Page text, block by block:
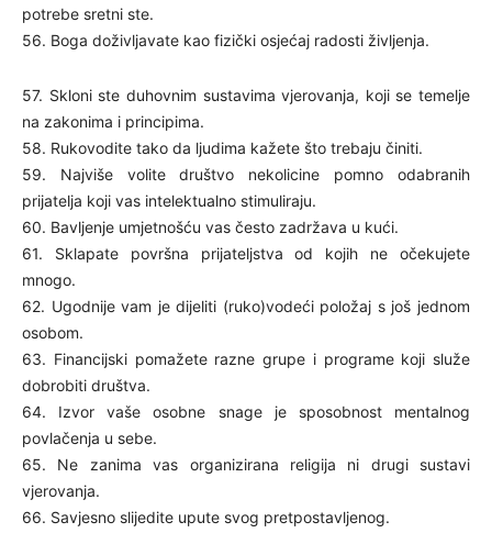
potrebe sretni ste.
56. Boga doživljavate kao fizički osjećaj radosti življenja.
57. Skloni ste duhovnim sustavima vjerovanja, koji se temelje
na zakonima i principima.
58. Rukovodite tako da ljudima kažete što trebaju činiti.
59. Najviše volite društvo nekolicine pomno odabranih
prijatelja koji vas intelektualno stimuliraju.
60. Bavljenje umjetnošću vas često zadržava u kući.
61. Sklapate površna prijateljstva od kojih ne očekujete
mnogo.
62. Ugodnije vam je dijeliti (ruko)vodeći položaj s još jednom
osobom.
63. Financijski pomažete razne grupe i programe koji služe
dobrobiti društva.
64. Izvor vaše osobne snage je sposobnost mentalnog
povlačenja u sebe.
65. Ne zanima vas organizirana religija ni drugi sustavi
vjerovanja.
66. Savjesno slijedite upute svog pretpostavljenog.